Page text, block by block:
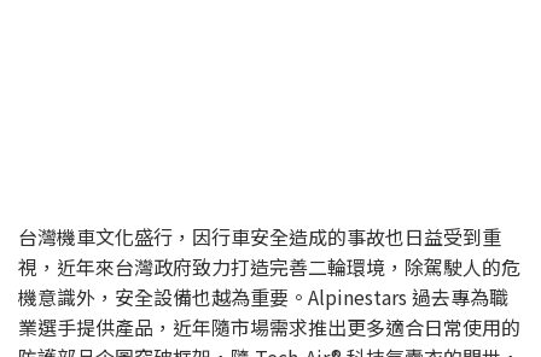
台灣機車文化盛行，因行車安全造成的事故也日益受到重
視，近年來台灣政府致力打造完善二輪環境，除駕駛人的危
機意識外，安全設備也越為重要。Alpinestars 過去專為職
業選手提供產品，近年隨市場需求推出更多適合日常使用的